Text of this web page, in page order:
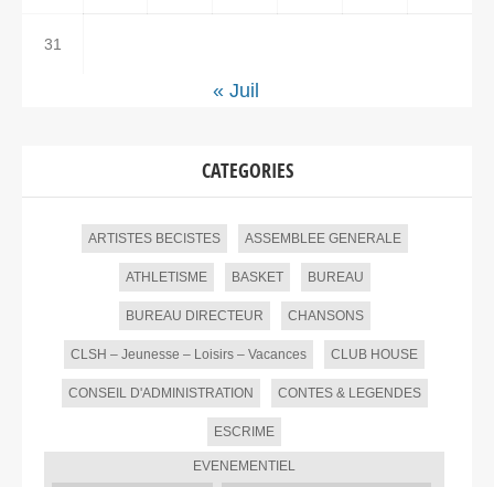
31
« Juil
CATEGORIES
ARTISTES BECISTES ASSEMBLEE GENERALE
ATHLETISME BASKET BUREAU
BUREAU DIRECTEUR CHANSONS
CLSH – Jeunesse – Loisirs – Vacances CLUB HOUSE
CONSEIL D'ADMINISTRATION CONTES & LEGENDES
ESCRIME
EVENEMENTIEL